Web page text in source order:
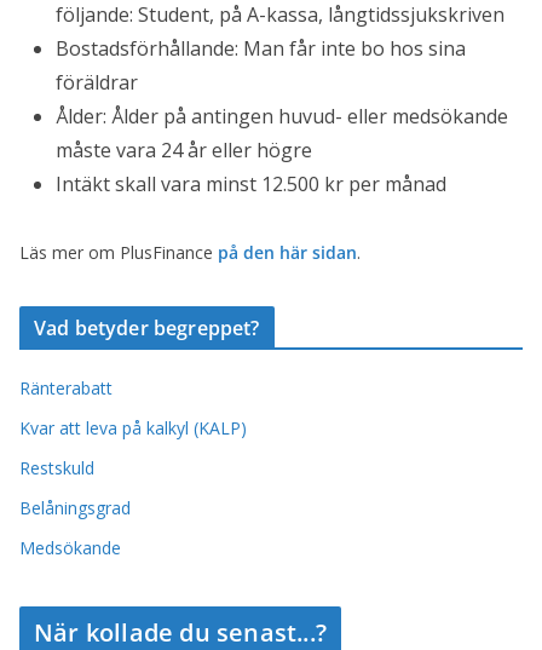
följande: Student, på A-kassa, långtidssjukskriven
Bostadsförhållande: Man får inte bo hos sina
föräldrar
Ålder: Ålder på antingen huvud- eller medsökande
måste vara 24 år eller högre
Intäkt skall vara minst 12.500 kr per månad
Läs mer om PlusFinance på den här sidan.
Vad betyder begreppet?
Ränterabatt
Kvar att leva på kalkyl (KALP)
Restskuld
Belåningsgrad
Medsökande
När kollade du senast...?